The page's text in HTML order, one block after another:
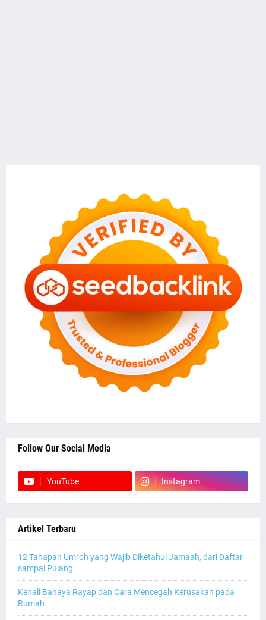
Follow Our Social Media
YouTube Instagram
Artikel Terbaru
12 Tahapan Umroh yang Wajib Diketahui Jamaah, dari Daftar
sampai Pulang
Kenali Bahaya Rayap dan Cara Mencegah Kerusakan pada
Rumah